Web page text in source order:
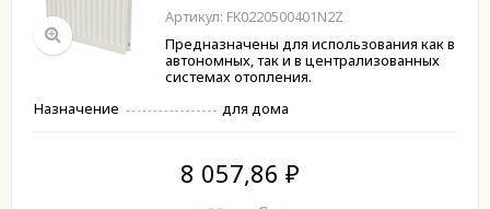
Артикул: FK0220500401N2Z
Предназначены для использования как в
автономных, так и в централизованных
системах отопления.
Назначение
для дома
8 057,86 ₽